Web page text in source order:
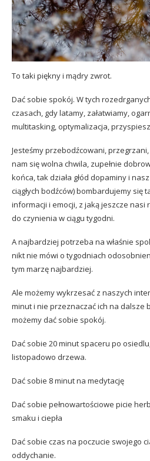
To taki piękny i mądry zwrot.
Dać sobie spokój. W tych
czasach, gdy latamy, załatwiamy,
multitasking, optymalizacja,
Jesteśmy przebodźcowani,
nam się wolna chwila, zupełnie
końca, tak działa głód dopaminy i
ciągłych bodźców) bombardujemy się
informacji i emocji, z jaką jeszcze nasi
do czynienia w ciągu tygodni.
A najbardziej potrzeba na właśnie
nikt nie mówi o tygodniach
tym marzę najbardziej.
Ale możemy wykrzesać z naszych
minut i nie przeznaczać ich na dalsze
możemy dać sobie spokój.
Dać sobie 20 minut spaceru po
listopadowo drzewa.
Dać sobie 8 minut na medytację
Dać sobie pełnowartościowe picie
smaku i ciepła
Dać sobie czas na poczucie swojego
oddychanie.